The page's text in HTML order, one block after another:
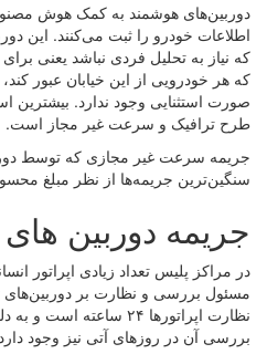
دوربین‌های هوشمند به کمک هوش
اطلاعات خودرو را ثبت می‌کنند. این
که نیاز به تحلیل فردی نباشد یعنی برای
که هر خودرویی از این خیابان عبور کند،
صورت استثنایی وجود ندارد. بیشترین
طرح ترافیک و سرعت غیر مجاز است.
جریمه سرعت غیر مجازی که توسط
سنگین‌ترین جریمه‌ها از نظر مبلغ
جریمه دوربین‌ های
در مراکز پلیس تعداد زیادی اپراتور
مسئول بررسی و نظارت بر دوربین‌های
نظارت اپراتورها ۲۴ ساعته
بررسی آن در روزهای آتی نیز وجود دارد.